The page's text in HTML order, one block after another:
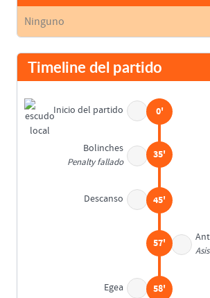
Ninguno
Timeline del partido
Inicio del partido 0'
Bolinches
Penalty fallado
35'
Descanso 45'
57'
Egea 58'